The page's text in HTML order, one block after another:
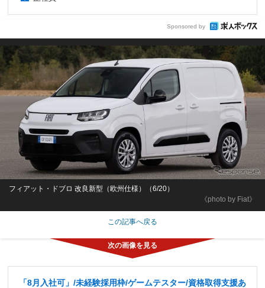
Sponsored by
《photo by Fiat》
フィアット・ドブロ 改良新型（欧州仕様）（6/20）
この記事へ戻る
「8月入社可」/未経験採用枠/ゲームテスター/資格取得支援あ